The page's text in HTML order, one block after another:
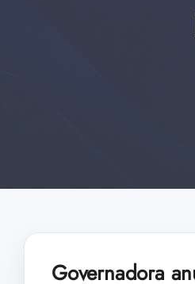
Governadora